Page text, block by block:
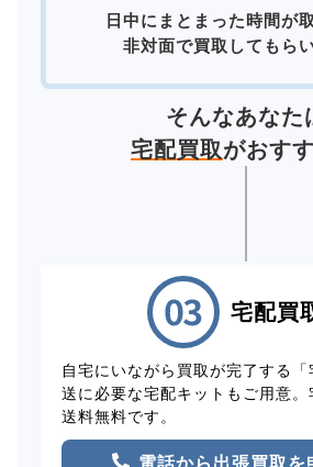
日中にまとまった時間が
非対面で買取してもらい
そんなあなた
宅配買取がおす
宅配買
自宅にいながら買取が完了する
送に必要な宅配キットもご用意
送料無料です。
電話から出張買取を